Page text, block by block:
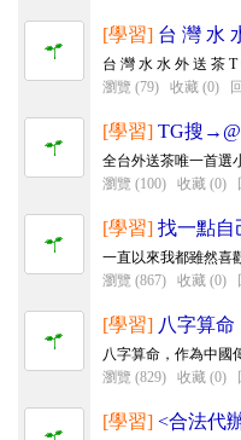
[學習] 台 灣 水
台 灣 水 水 外 送 茶
瀏覽 (79)
收藏 (0)
[學習] TG搜
全台外送茶唯一首選
瀏覽 (100)
收藏 (0)
[學習] 找一點自
一直以來我都雖然喜
瀏覽 (867)
收藏 (0)
[學習] 八字算
八字算命，作為中國
瀏覽 (829)
收藏 (0)
[學習] <合法代